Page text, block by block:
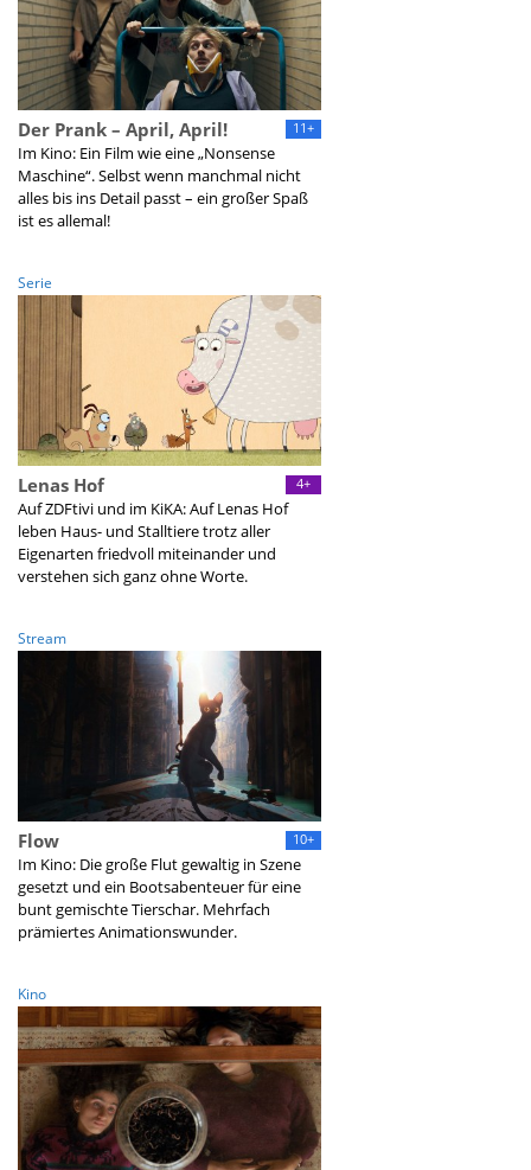
11+
Der Prank – April, April!
Im Kino: Ein Film wie eine „Nonsense
Maschine“. Selbst wenn manchmal nicht
alles bis ins Detail passt – ein großer Spaß
ist es allemal!
Serie
4+
Lenas Hof
Auf ZDFtivi und im KiKA: Auf Lenas Hof
leben Haus- und Stalltiere trotz aller
Eigenarten friedvoll miteinander und
verstehen sich ganz ohne Worte.
Stream
10+
Flow
Im Kino: Die große Flut gewaltig in Szene
gesetzt und ein Bootsabenteuer für eine
bunt gemischte Tierschar. Mehrfach
prämiertes Animationswunder.
Kino